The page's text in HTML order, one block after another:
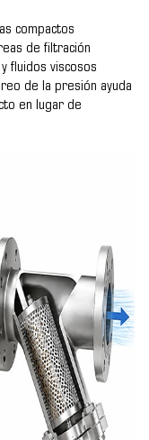
compactos
de filtración
fluidos viscosos
de la presión ayuda
en lugar de